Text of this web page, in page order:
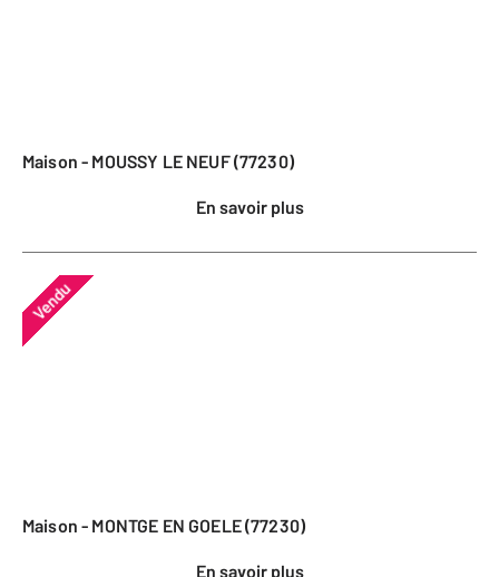
Maison - MOUSSY LE NEUF (77230)
En savoir plus
Vendu
Maison - MONTGE EN GOELE (77230)
En savoir plus